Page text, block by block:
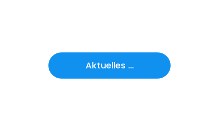
Aktuelles ...